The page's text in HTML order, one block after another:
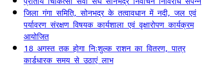
जिला गंगा समिति, सोनभद्र के तत्वावधान में नदी, जल एवं
पर्यावरण संरक्षण विषयक कार्यशाला एवं वृक्षारोपण कार्यक्रम
आयोजित
18 अगस्त तक होगा निःशुल्क राशन का वितरण, पात्र
कार्डधारक समय से उठाएं लाभ